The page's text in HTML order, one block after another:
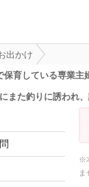
出かけ
保育している専業
また釣りに誘われ
※
ま